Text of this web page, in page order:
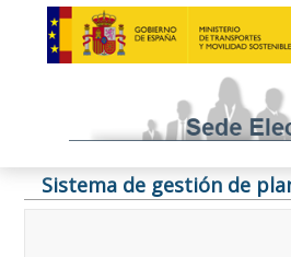
Sistema de gestión de